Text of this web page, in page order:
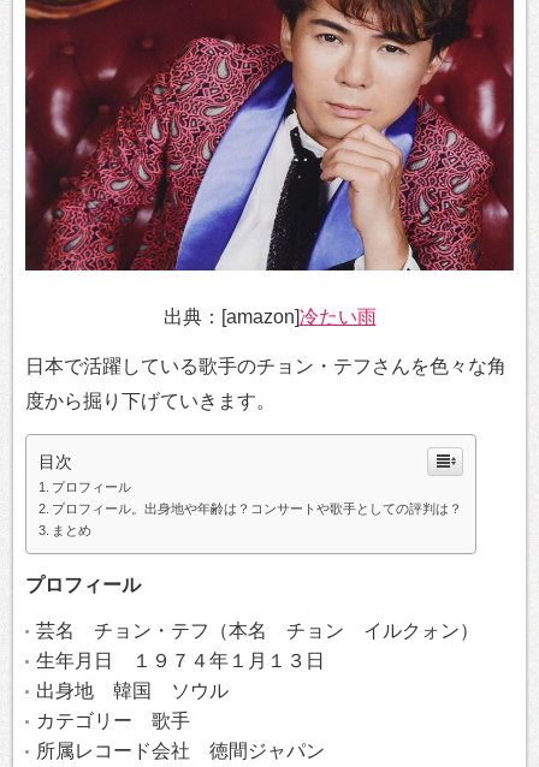
出典：[amazon]冷たい雨
日本で活躍している歌手のチョン・テフさんを色々な角
度から掘り下げていきます。
目次
プロフィール
プロフィール。出身地や年齢は？コンサートや歌手としての評判は？
まとめ
プロフィール
芸名 チョン・テフ（本名 チョン イルクォン）
生年月日 １９７４年１月１３日
出身地 韓国 ソウル
カテゴリー 歌手
所属レコード会社 徳間ジャパン